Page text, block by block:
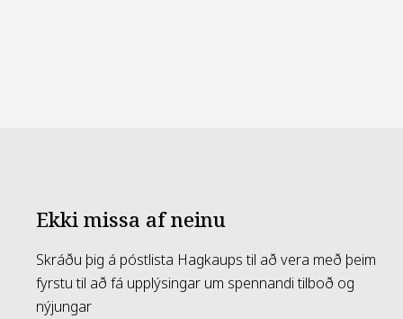
Ekki missa af neinu
Skráðu þig á póstlista Hagkaups til að vera með þeim
fyrstu til að fá upplýsingar um spennandi tilboð og
nýjungar